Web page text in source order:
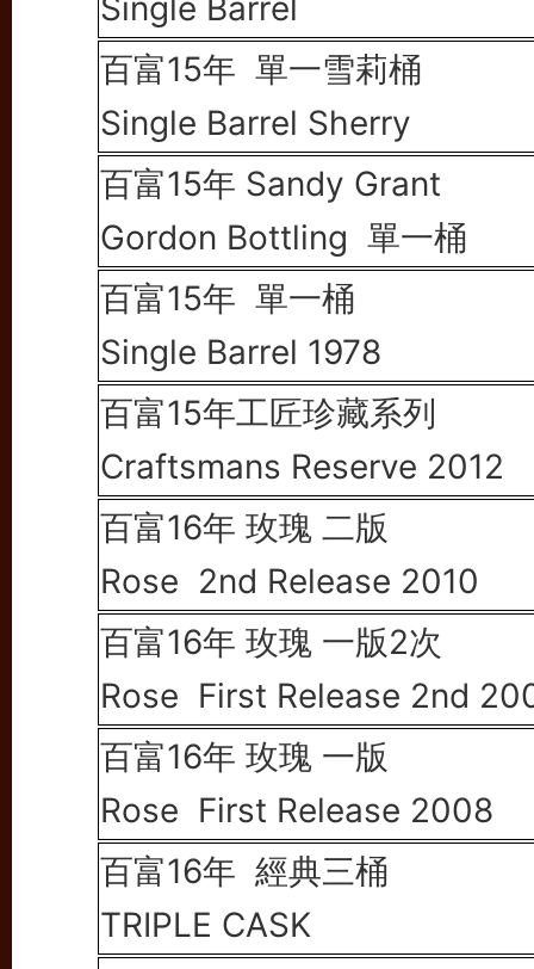
Single Barrel
百富15年 單一雪莉桶
Single Barrel Sherry
百富15年 Sandy Grant
Gordon Bottling 單一桶
百富15年 單一桶
Single Barrel 1978
百富15年工匠珍藏系列
Craftsmans Reserve 2012
百富16年 玫瑰 二版
Rose 2nd Release 2010
百富16年 玫瑰 一版2次
Rose First Release 2nd
百富16年 玫瑰 一版
Rose First Release 2008
百富16年 經典三桶
TRIPLE CASK